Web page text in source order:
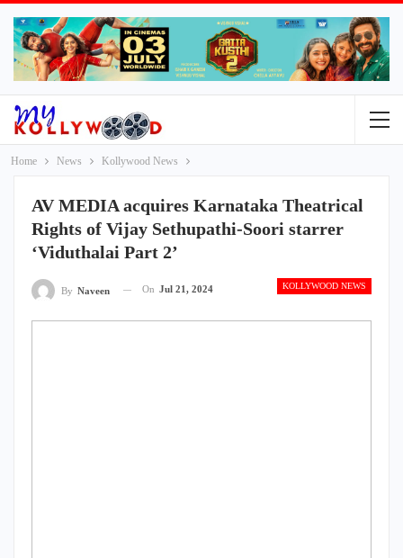
Home News Kollywood News
AV MEDIA acquires Karnataka Theatrical
Rights of Vijay Sethupathi-Soori starrer
‘Viduthalai Part 2’
KOLLYWOOD NEWS
By Naveen On Jul 21, 2024